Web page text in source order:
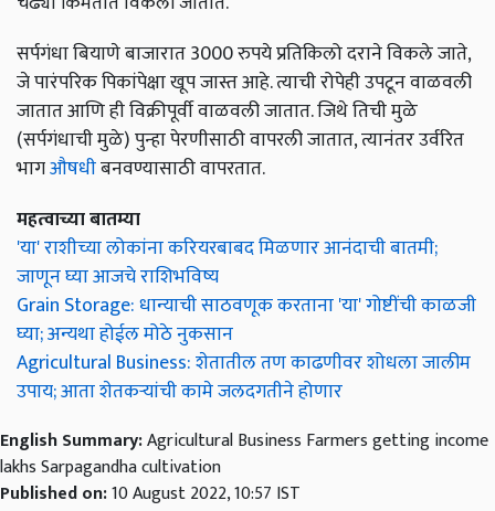
सर्पगंधा बियाणे बाजारात 3000 रुपये प्रतिकिलो दराने विकले जाते,
जे पारंपरिक पिकांपेक्षा खूप जास्त आहे. त्याची रोपेही उपटून वाळवली
जातात आणि ही विक्रीपूर्वी वाळवली जातात. जिथे तिची मुळे
(सर्पगंधाची मुळे) पुन्हा पेरणीसाठी वापरली जातात, त्यानंतर उर्वरित
भागऔषधीबनवण्यासाठी वापरतात.
महत्वाच्या बातम्या
'या' राशीच्या लोकांना करियरबाबद मिळणार आनंदाची बातमी;
जाणून घ्या आजचे राशिभविष्य
Grain Storage: धान्याची साठवणूक करताना 'या' गोष्टींची काळजी
घ्या; अन्यथा होईल मोठे नुकसान
Agricultural Business: शेतातील तण काढणीवर शोधला जालीम
उपाय; आता शेतकऱ्यांची कामे जलदगतीने होणार
English Summary:Agricultural Business Farmers getting income
lakhs Sarpagandha cultivation
Published on:10 August 2022, 10:57 IST